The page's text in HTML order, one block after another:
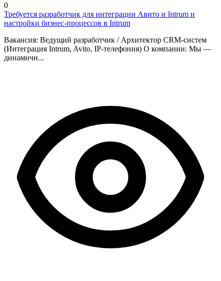
0
Требуется разработчик для интеграции Авито и Intrum и
настройки бизнес-процессов в Intrum
Вакансия: Ведущий разработчик / Архитектор CRM-систем
(Интеграция Intrum, Avito, IP-телефония) О компании: Мы —
динамичн...